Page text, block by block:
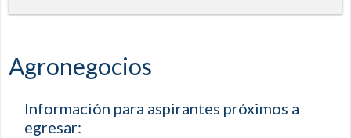
Agronegocios
Información para aspirantes próximos a
egresar: